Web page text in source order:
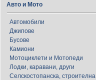
Авто и Мото
Автомобили
Джипове
Бусове
Камиони
Мотоциклети и Мотопеди
Лодки, каравани, други
Селскостопанска, строителна